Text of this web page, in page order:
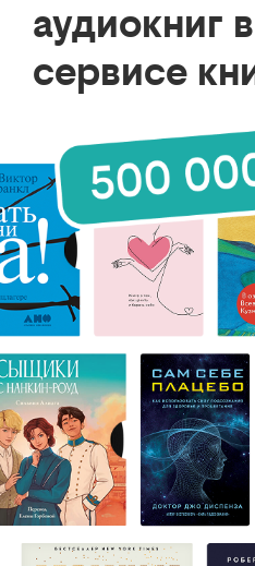
аудиокниг в
сервисе